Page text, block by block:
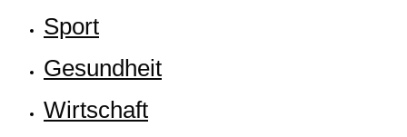
Sport
Gesund­heit
Wirt­schaft